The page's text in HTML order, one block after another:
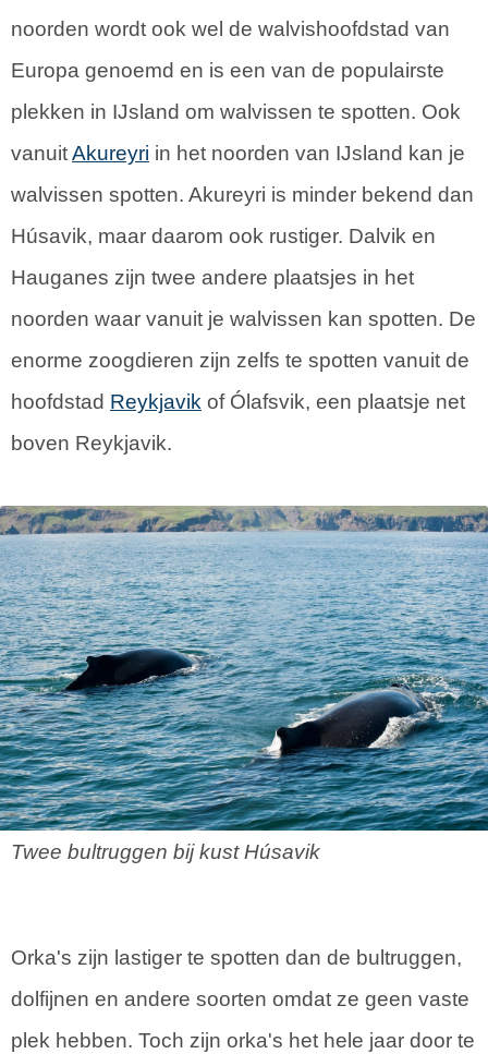
noorden wordt ook wel de walvishoofdstad van
Europa genoemd en is een van de populairste
plekken in IJsland om walvissen te spotten. Ook
vanuitAkureyri in het noorden van IJsland kan je
walvissen spotten. Akureyri is minder bekend dan
Húsavik, maar daarom ook rustiger. Dalvik en
Hauganes zijn twee andere plaatsjes in het
noorden waar vanuit je walvissen kan spotten. De
enorme zoogdieren zijn zelfs te spotten vanuit de
hoofdstad Reykjavik of Ólafsvik, een plaatsje net
boven Reykjavik.
Twee bultruggen bij kust Húsavik
Orka's zijn lastiger te spotten dan de bultruggen,
dolfijnen en andere soorten omdat ze geen vaste
plek hebben. Toch zijn orka's het hele jaar door te